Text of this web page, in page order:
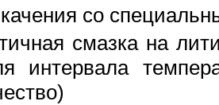
со
смазка на
интервала